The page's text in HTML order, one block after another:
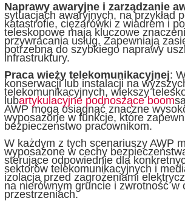
Naprawy awaryjne i zarządzanie
sytuacjach awaryjnych, na przykład
katastrofie, ciężarówki z wiadrem i
teleskopowe mają kluczowe
przywracania usług. Zapewniają
potrzebną do szybkiego naprawy
infrastruktury.
Praca wieży telekomunikacyjnej:
konserwacji lub instalacji na
telekomunikacyjnych, większy
lubartykulacyjne podnoszące boom
AWP mogą osiągnąć znaczne
wyposażone w funkcje, które
bezpieczeństwo pracownikom.
W każdym z tych scenariuszy AWP
wyposażone w cechy
sterujące odpowiednie dla
sektorów telekomunikacyjnych i
izolacja przed zagrożeniami
na nierównym gruncie i zwrotność w
przestrzeniach.